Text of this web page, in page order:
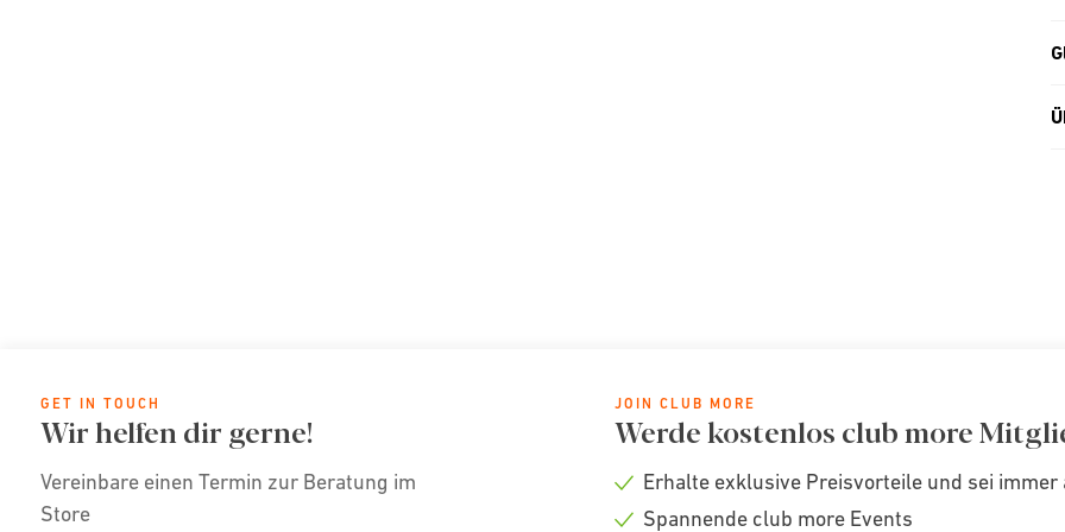
GET IN TOUCH
Wir helfen dir gerne!
Vereinbare einen Termin zur Beratung im
Store
JOIN CLUB MORE
Werde kostenlos club more
Check
Erhalte exklusive Preisvorteile und sei
Spannende club more Events